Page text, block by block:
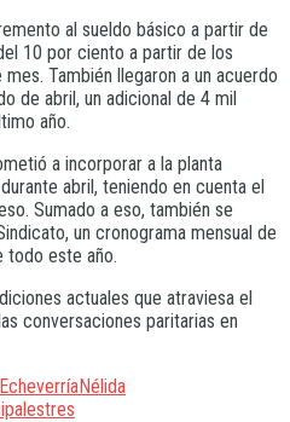
al sueldo básico a partir de
10 por ciento a partir de los
También llegaron a un acuerdo
de abril, un adicional de 4 mil
año.
a incorporar a la planta
abril, teniendo en cuenta el
Sumado a eso, también se
un cronograma mensual de
todo este año.
actuales que atraviesa el
conversaciones paritarias en
Nélida
tres